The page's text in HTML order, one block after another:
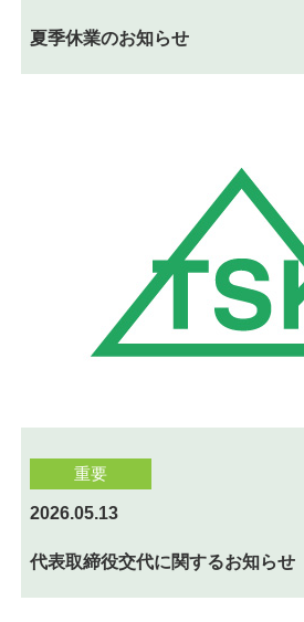
夏季休業のお知らせ
重要
2026.05.13
代表取締役交代に関するお知らせ